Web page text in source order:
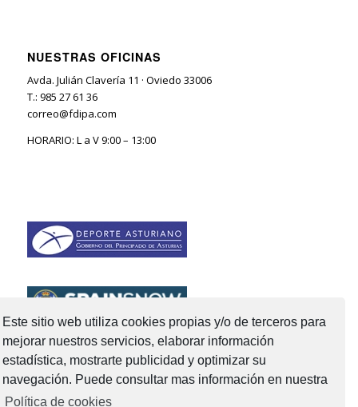
Este sitio web utiliza cookies propias y/o de terceros para
mejorar nuestros servicios, elaborar información
estadística, mostrarte publicidad y optimizar su
navegación. Puede consultar mas información en nuestra
Política de cookies
NUESTRAS OFICINAS
Avda. Julián Clavería 11 · Oviedo 33006
T.: 985 27 61 36
correo@fdipa.com
HORARIO: L a V 9:00 – 13:00